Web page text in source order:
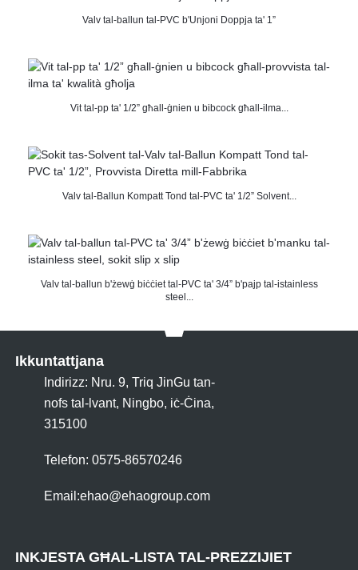
Valv tal-ballun tal-PVC b'Unjoni Doppja ta' 1”
Vit tal-pp ta' 1/2” għall-ġnien u bibcock għall-ilma...
Valv tal-Ballun Kompatt Tond tal-PVC ta' 1/2” Solvent...
Valv tal-ballun b'żewġ biċċiet tal-PVC ta' 3/4” b'pajp tal-istainless
steel...
Ikkuntattjana
Indirizz: Nru. 9, Triq JinGu tan-
nofs tal-lvant, Ningbo, iċ-Ċina,
315100
Telefon: 0575-86570246
Email:ehao@ehaogroup.com
INKJESTA GĦAL-LISTA TAL-PREZZIJIET